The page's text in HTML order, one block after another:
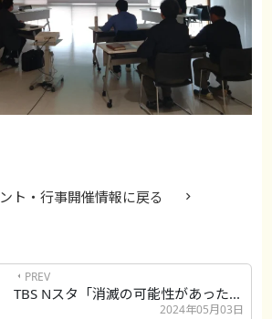
ト・行事開催情報に戻る
PREV
TBS Nスタ「消滅の可能性があった...
2024年05月03日